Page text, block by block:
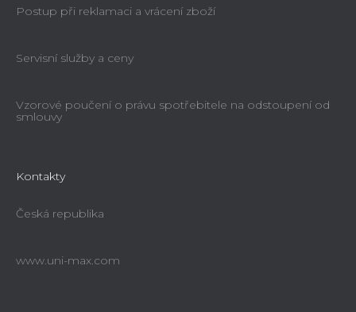
Postup při reklamaci a vrácení zboží
Servisní služby a ceny
Vzorové poučení o právu spotřebitele na odstoupení od
smlouvy
Kontakty
Česká republika
www.uni-max.com